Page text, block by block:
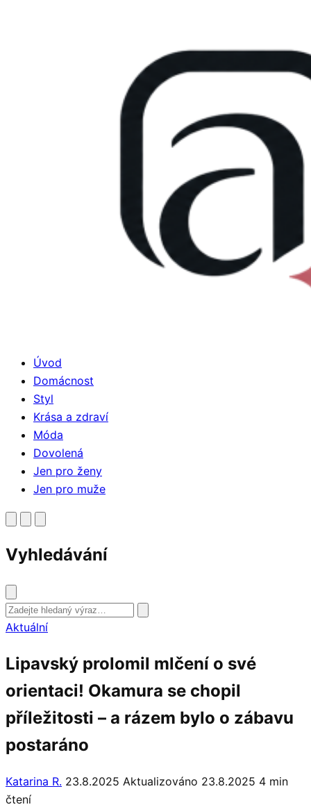
Úvod
Domácnost
Styl
Krása a zdraví
Móda
Dovolená
Jen pro ženy
Jen pro muže
Vyhledávání
Vyhledat
Aktuální
Lipavský prolomil mlčení o své
orientaci! Okamura se chopil
příležitosti – a rázem bylo o zábavu
postaráno
Katarina R. 23.8.2025 Aktualizováno 23.8.2025 4 min
čtení